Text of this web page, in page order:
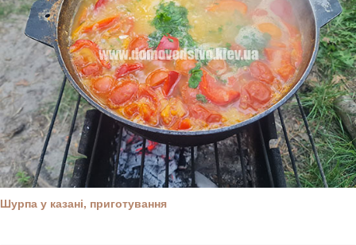
Шурпа у казані, приготування